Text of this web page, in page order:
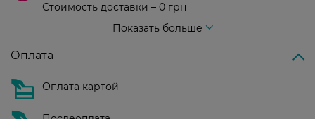
Стоимость доставки – 0 грн
Показать больше
Оплата
Оплата картой